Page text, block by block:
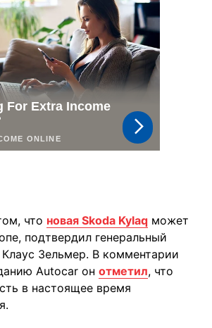
что новая Skoda Kylaq может
подтвердил генеральный
Зельмер. В комментарии
Autocar он отметил, что
в настоящее время